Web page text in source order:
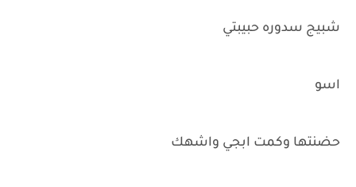
شبيج سدوره حبيبتي
اسو
حضنتها وكمت ابجي واشهك